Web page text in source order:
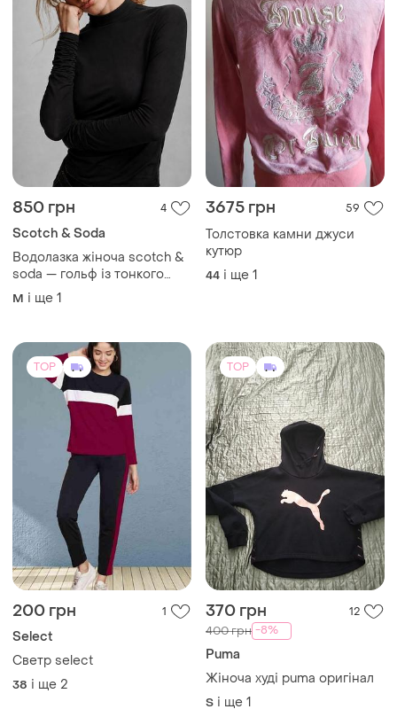
850 грн 4
Scotch & Soda
Водолазка жіноча scotch &
soda — гольф із тонкого
трикотажного ліоцелу l
M і ще 1
3675 грн 59
Толстовка камни джуси
кутюр
44 і ще 1
TOP
200 грн 1
Select
Светр select
38 і ще 2
TOP
370 грн 12
400 грн -8%
Puma
Жіноча худі puma оригінал
S і ще 1